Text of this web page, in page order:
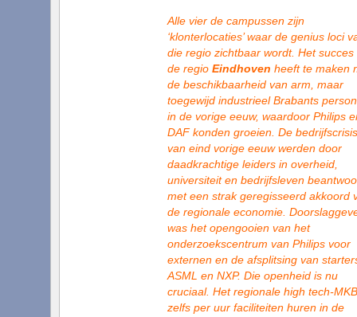
Alle vier de campussen zijn
‘klonterlocaties’ waar de genius loci
die regio zichtbaar wordt. Het succes
de regio Eindhoven heeft te maken
de beschikbaarheid van arm, maar
toegewijd industrieel Brabants
in de vorige eeuw, waardoor Philips
DAF konden groeien. De
van eind vorige eeuw werden door
daadkrachtige leiders in overheid,
universiteit en bedrijfsleven
met een strak geregisseerd akkoord
de regionale economie.
was het opengooien van het
onderzoekscentrum van Philips voor
externen en de afsplitsing van
ASML en NXP. Die openheid is nu
cruciaal. Het regionale high tech-
zelfs per uur faciliteiten huren in de